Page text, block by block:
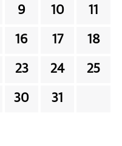
9 10 11
16 17 18
23 24 25
30 31